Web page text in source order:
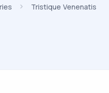
Tristique Venenatis